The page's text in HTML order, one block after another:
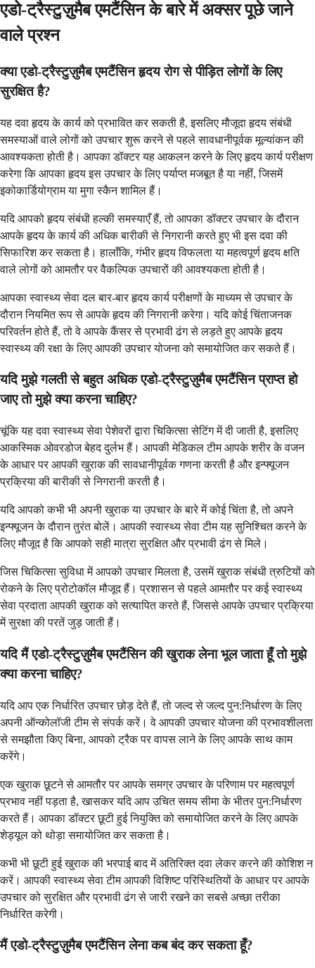
एडो-ट्रैस्टुज़ुमैब एमटैंसिन के बारे में अक्सर पूछे जाने
वाले प्रश्न
क्या एडो-ट्रैस्टुज़ुमैब एमटैंसिन हृदय रोग से पीड़ित लोगों के लिए
सुरक्षित है?
यह दवा हृदय के कार्य को प्रभावित कर सकती है, इसलिए मौजूदा हृदय संबंधी
समस्याओं वाले लोगों को उपचार शुरू करने से पहले सावधानीपूर्वक मूल्यांकन की
आवश्यकता होती है। आपका डॉक्टर यह आकलन करने के लिए हृदय कार्य परीक्षण
करेगा कि आपका हृदय इस उपचार के लिए पर्याप्त मजबूत है या नहीं, जिसमें
इकोकार्डियोग्राम या मुगा स्कैन शामिल हैं।
यदि आपको हृदय संबंधी हल्की समस्याएँ हैं, तो आपका डॉक्टर उपचार के दौरान
आपके हृदय के कार्य की अधिक बारीकी से निगरानी करते हुए भी इस दवा की
सिफारिश कर सकता है। हालाँकि, गंभीर हृदय विफलता या महत्वपूर्ण हृदय क्षति
वाले लोगों को आमतौर पर वैकल्पिक उपचारों की आवश्यकता होती है।
आपका स्वास्थ्य सेवा दल बार-बार हृदय कार्य परीक्षणों के माध्यम से उपचार के
दौरान नियमित रूप से आपके हृदय की निगरानी करेगा। यदि कोई चिंताजनक
परिवर्तन होते हैं, तो वे आपके कैंसर से प्रभावी ढंग से लड़ते हुए आपके हृदय
स्वास्थ्य की रक्षा के लिए आपकी उपचार योजना को समायोजित कर सकते हैं।
यदि मुझे गलती से बहुत अधिक एडो-ट्रैस्टुज़ुमैब एमटैंसिन प्राप्त हो
जाए तो मुझे क्या करना चाहिए?
चूंकि यह दवा स्वास्थ्य सेवा पेशेवरों द्वारा चिकित्सा सेटिंग में दी जाती है, इसलिए
आकस्मिक ओवरडोज बेहद दुर्लभ हैं। आपकी मेडिकल टीम आपके शरीर के वजन
के आधार पर आपकी खुराक की सावधानीपूर्वक गणना करती है और इन्फ्यूजन
प्रक्रिया की बारीकी से निगरानी करती है।
यदि आपको कभी भी अपनी खुराक या उपचार के बारे में कोई चिंता है, तो अपने
इन्फ्यूजन के दौरान तुरंत बोलें। आपकी स्वास्थ्य सेवा टीम यह सुनिश्चित करने के
लिए मौजूद है कि आपको सही मात्रा सुरक्षित और प्रभावी ढंग से मिले।
जिस चिकित्सा सुविधा में आपको उपचार मिलता है, उसमें खुराक संबंधी त्रुटियों को
रोकने के लिए प्रोटोकॉल मौजूद हैं। प्रशासन से पहले आमतौर पर कई स्वास्थ्य
सेवा प्रदाता आपकी खुराक को सत्यापित करते हैं, जिससे आपके उपचार प्रक्रिया
में सुरक्षा की परतें जुड़ जाती हैं।
यदि मैं एडो-ट्रैस्टुज़ुमैब एमटैंसिन की खुराक लेना भूल जाता हूँ तो मुझे
क्या करना चाहिए?
यदि आप एक निर्धारित उपचार छोड़ देते हैं, तो जल्द से जल्द पुन:निर्धारण के लिए
अपनी ऑन्कोलॉजी टीम से संपर्क करें। वे आपकी उपचार योजना की प्रभावशीलता
से समझौता किए बिना, आपको ट्रैक पर वापस लाने के लिए आपके साथ काम
करेंगे।
एक खुराक छूटने से आमतौर पर आपके समग्र उपचार के परिणाम पर महत्वपूर्ण
प्रभाव नहीं पड़ता है, खासकर यदि आप उचित समय सीमा के भीतर पुन:निर्धारण
करते हैं। आपका डॉक्टर छूटी हुई नियुक्ति को समायोजित करने के लिए आपके
शेड्यूल को थोड़ा समायोजित कर सकता है।
कभी भी छूटी हुई खुराक की भरपाई बाद में अतिरिक्त दवा लेकर करने की कोशिश न
करें। आपकी स्वास्थ्य सेवा टीम आपकी विशिष्ट परिस्थितियों के आधार पर आपके
उपचार को सुरक्षित और प्रभावी ढंग से जारी रखने का सबसे अच्छा तरीका
निर्धारित करेगी।
मैं एडो-ट्रैस्टुज़ुमैब एमटैंसिन लेना कब बंद कर सकता हूँ?